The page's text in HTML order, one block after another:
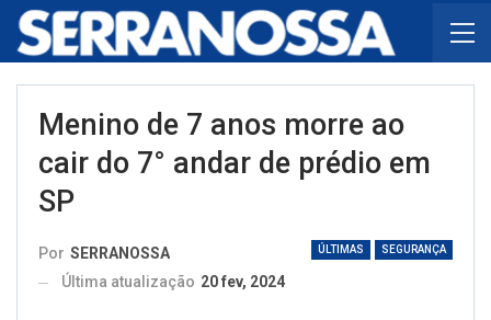
Menino de 7 anos morre ao
cair do 7° andar de prédio em
SP
ÚLTIMAS SEGURANÇA
Por SERRANOSSA
Última atualização 20 fev, 2024